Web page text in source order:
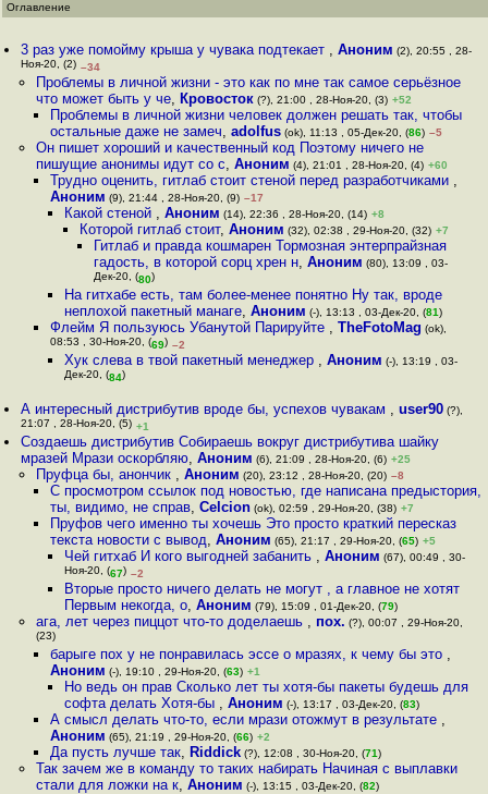
Оглавление
3 раз уже помойму крыша у чувака подтекает ,Аноним (2), 20:55 , 28-
Ноя-20, (2) –34
Проблемы в личной жизни - это как по мне так самое серьёзное
что может быть у че, Кровосток(?), 21:00 , 28-Ноя-20, (3) +52
Проблемы в личной жизни человек должен решать так, чтобы
остальные даже не замеч, adolfus(ok), 11:13 , 05-Дек-20, (86) –5
Он пишет хороший и качественный код Поэтому ничего не
пишущие анонимы идут со с, Аноним (4), 21:01 , 28-Ноя-20, (4) +60
Трудно оценить, гитлаб стоит стеной перед разработчиками ,
Аноним (9), 21:44 , 28-Ноя-20, (9) –17
Какой стеной ,Аноним (14), 22:36 , 28-Ноя-20, (14) +8
Которой гитлаб стоит, Аноним (32), 02:38 , 29-Ноя-20, (32) +7
Гитлаб и правда кошмарен Тормозная энтерпрайзная
гадость, в которой сорц хрен н, Аноним (80), 13:09 , 03-
Дек-20, (80)
На гитхабе есть, там более-менее понятно Ну так, вроде
неплохой пакетный манаге,Аноним (-), 13:13 , 03-Дек-20, (81)
Флейм Я пользуюсь Убанутой Парируйте , TheFotoMag (ok),
08:53 , 30-Ноя-20, (69) –2
Хук слева в твой пакетный менеджер ,Аноним (-), 13:19 , 03-
Дек-20, (84)
А интересный дистрибутив вроде бы, успехов чувакам ,user90 (?),
21:07 , 28-Ноя-20, (5) +1
Создаешь дистрибутив Собираешь вокруг дистрибутива шайку
мразей Мрази оскорбляю,Аноним (6), 21:09 , 28-Ноя-20, (6) +25
Пруфца бы, анончик , Аноним (20), 23:12 , 28-Ноя-20, (20) –8
С просмотром ссылок под новостью, где написана предыстория,
ты, видимо, не справ, Celcion(ok), 02:59 , 29-Ноя-20, (38) +7
Пруфов чего именно ты хочешь Это просто краткий пересказ
текста новости с вывод, Аноним (65), 21:17 , 29-Ноя-20, (65) +5
Чей гитхаб И кого выгодней забанить ,Аноним (67), 00:49 , 30-
Ноя-20, (67) –2
Вторые просто ничего делать не могут , а главное не хотят
Первым некогда, о,Аноним (79), 15:09 , 01-Дек-20, (79)
ага, лет через пиццот что-то доделаешь , пох. (?), 00:07 , 29-Ноя-20,
(23)
барыге пох у не понравилась эссе о мразях, к чему бы это ,
Аноним (-), 19:10 , 29-Ноя-20, (63) +1
Но ведь он прав Сколько лет ты хотя-бы пакеты будешь для
софта делать Хотя-бы ,Аноним (-), 13:17 , 03-Дек-20, (83)
А смысл делать что-то, если мрази отожмут в результате ,
Аноним (65), 21:19 , 29-Ноя-20, (66) +2
Да пусть лучше так, Riddick(?), 12:08 , 30-Ноя-20, (71)
Так зачем же в команду то таких набирать Начиная с выплавки
стали для ложки на к, Аноним (-), 13:15 , 03-Дек-20, (82)